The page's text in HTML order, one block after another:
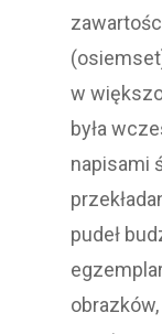
w
była
napisami
pudeł